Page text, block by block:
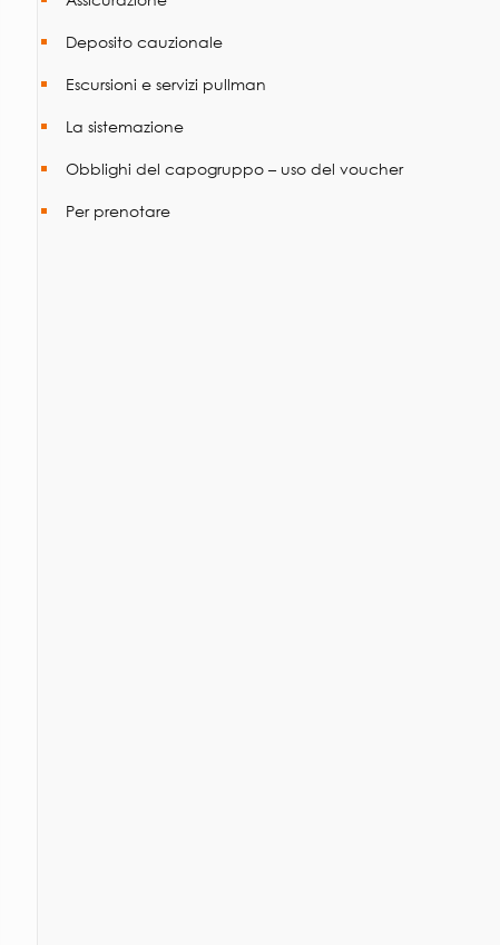
Deposito cauzionale
Escursioni e servizi pullman
La sistemazione
Obblighi del capogruppo – uso del voucher
Per prenotare